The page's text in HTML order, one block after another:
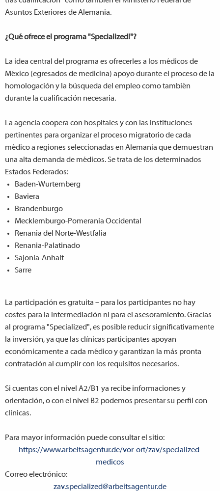
Asuntos Exteriores de Alemania.
¿Qué ofrece el programa "Specialized!"?
La idea central del programa es ofrecerles a los médicos de
México (egresados de medicina) apoyo durante el proceso de la
homologación y la búsqueda del empleo como también
durante la cualificación necesaria.
La agencia coopera con hospitales y con las instituciones
pertinentes para organizar el proceso migratorio de cada
médico a regiones seleccionadas en Alemania que demuestran
una alta demanda de médicos. Se trata de los determinados
Estados Federados:
Baden-Wurtemberg
Baviera
Brandenburgo
Mecklemburgo-Pomerania Occidental
Renania del Norte-Westfalia
Renania-Palatinado
Sajonia-Anhalt
Sarre
La participación es gratuita – para los participantes no hay
costes para la intermediación ni para el asesoramiento. Gracias
al programa "Specialized", es posible reducir significativamente
la inversión, ya que las clínicas participantes apoyan
económicamente a cada médico y garantizan la más pronta
contratación al cumplir con los requisitos necesarios.
Si cuentas con el nivel A2/B1 ya recibe informaciones y
orientación, o con el nivel B2 podemos presentar su perfil con
clínicas.
Para mayor información puede consultar el sitio:
https://www.arbeitsagentur.de/vor-ort/zav/specialized-
medicos
Correo electrónico:
zav.specialized@arbeitsagentur.de